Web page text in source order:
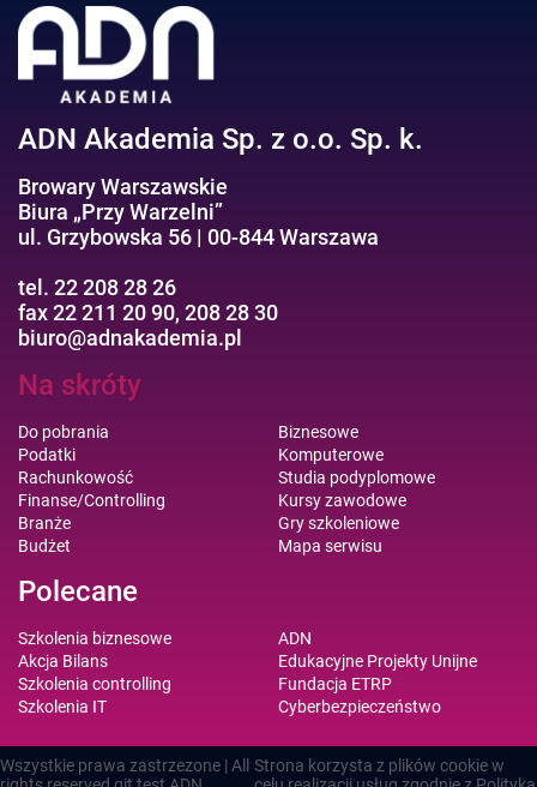
ADN Akademia Sp. z o.o. Sp. k.
Browary Warszawskie
Biura „Przy Warzelni”
ul. Grzybowska 56 | 00-844 Warszawa
tel. 22 208 28 26
fax 22 211 20 90, 208 28 30
biuro@adnakademia.pl
Na skróty
Do pobrania
Podatki
Rachunkowość
Finanse/Controlling
Branże
Budżet
Biznesowe
Komputerowe
Studia podyplomowe
Kursy zawodowe
Gry szkoleniowe
Mapa serwisu
Polecane
Szkolenia biznesowe
Akcja Bilans
Szkolenia controlling
Szkolenia IT
ADN
Edukacyjne Projekty Unijne
Fundacja ETRP
Cyberbezpieczeństwo
Wszystkie prawa zastrzezone | All
Strona korzysta z plików cookie w